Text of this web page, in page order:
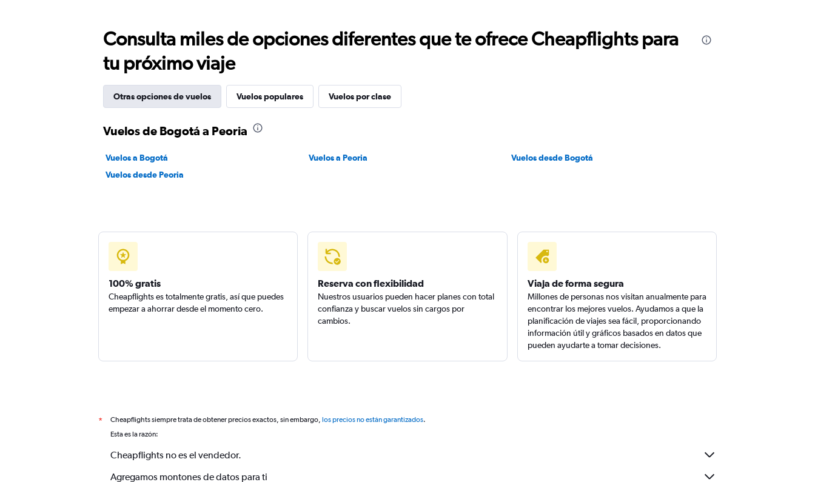
Consulta miles de opciones diferentes que te ofrece Cheapflights para
tu próximo viaje
Otras opciones de vuelos Vuelos populares Vuelos por clase
Vuelos de Bogotá a Peoria
Vuelos a Bogotá Vuelos a Peoria
Vuelos desde Bogotá
Vuelos desde Peoria
100% gratis
Cheapflights es totalmente gratis, así que puedes
empezar a ahorrar desde el momento cero.
Reserva con flexibilidad
Nuestros usuarios pueden hacer planes con total
confianza y buscar vuelos sin cargos por
cambios.
Viaja de forma segura
Millones de personas nos visitan anualmente para
encontrar los mejores vuelos. Ayudamos a que la
planificación de viajes sea fácil, proporcionando
información útil y gráficos basados en datos que
pueden ayudarte a tomar decisiones.
* Cheapflights siempre trata de obtener precios exactos, sin embargo, los precios no están garantizados.
Esta es la razón:
Cheapflights no es el vendedor.
Agregamos montones de datos para ti